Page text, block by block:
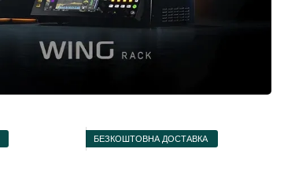
БЕЗКОШТОВНА ДОСТАВКА